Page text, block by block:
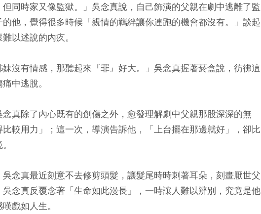
但同時家又像監獄。」吳念真說，自己飾演的父親在劇中逃離了監
他，覺得很多時候「親情的羈絆讓你連跑的機會都沒有。」談起
以述說的內疚。
妹沒有情感，那聽起來『罪』好大。」吳念真握著菸盒說，彷彿這
中逃脫。
真除了內心既有的創傷之外，愈發理解劇中父親那股深深的無
較用力」；這一次，導演告訴他，「上台擺在那邊就好」，卻比
念真最近刻意不去修剪頭髮，讓髮尾時時刺著耳朵，刻畫厭世父
念真反覆念著「生命如此漫長」，一時讓人難以辨別，究竟是他
戲如人生。